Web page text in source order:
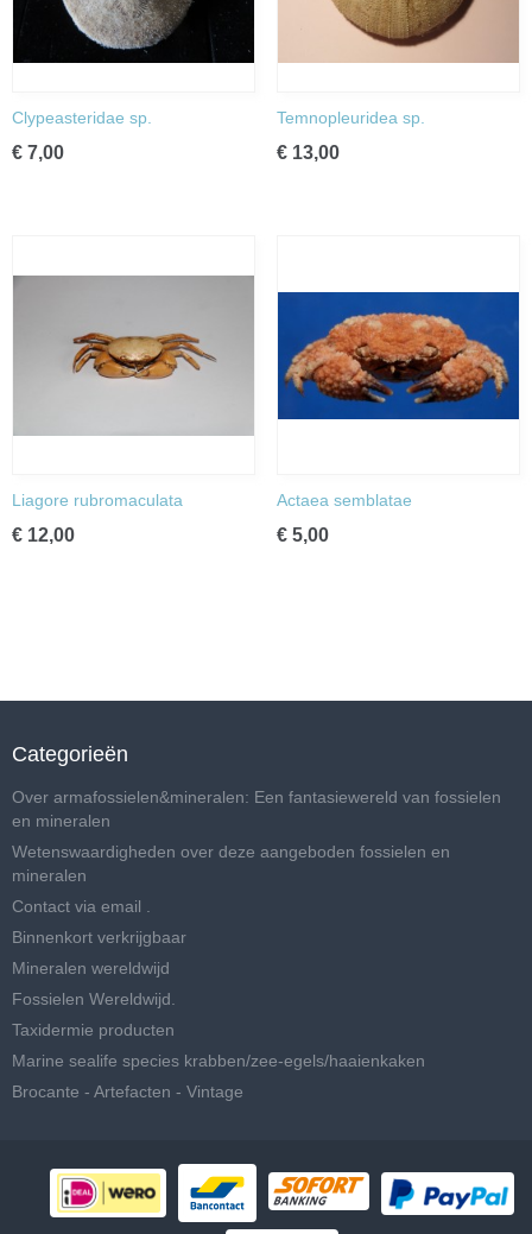
Clypeasteridae sp.
€ 7,00
Temnopleuridea sp.
€ 13,00
Liagore rubromaculata
€ 12,00
Actaea semblatae
€ 5,00
Categorieën
Over armafossielen&mineralen: Een fantasiewereld van fossielen
en mineralen
Wetenswaardigheden over deze aangeboden fossielen en
mineralen
Contact via email .
Binnenkort verkrijgbaar
Mineralen wereldwijd
Fossielen Wereldwijd.
Taxidermie producten
Marine sealife species krabben/zee-egels/haaienkaken
Brocante - Artefacten - Vintage